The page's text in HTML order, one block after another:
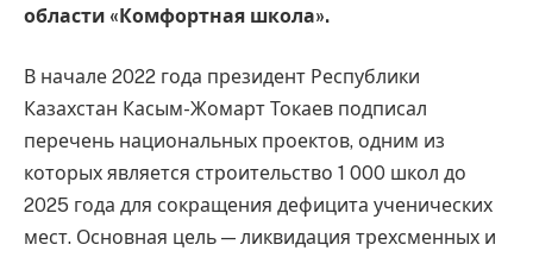
области «Комфортная школа».
В начале 2022 года президент Республики
Казахстан Касым-Жомарт Токаев подписал
перечень национальных проектов, одним из
которых является строительство 1 000 школ до
2025 года для сокращения дефицита ученических
мест. Основная цель — ликвидация трехсменных и